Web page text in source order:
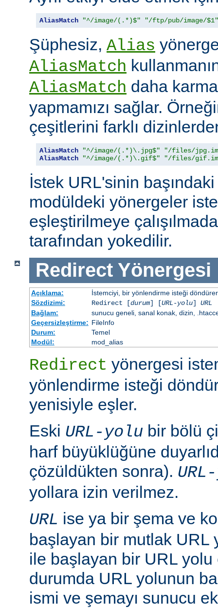
AliasMatch "^/image/(.*)$" "/ftp/pub/image/$1"
Şüphesiz, Alias
AliasMatch
AliasMatch daha
yapmamızı sağlar.
çeşitlerini farklı
AliasMatch "^/image/(.*)\.jpg$"
"/files/
AliasMatch
"^/image/(.*)\.gif$" "/files/
İstek URL'sinin
modüldeki yönergeler
eşleştirilmeye
tarafından yokedilir.
Redirect Yönergesi
Açıklama:
İstemciyi, bir yönlendirme isteği
Sözdizimi:
Redirect [durum] [URL-yolu] URL
Bağlam:
sunucu geneli, sanal konak, dizin,
Geçersizleştirme: FileInfo
Durum:
Temel
Modül:
mod_alias
Redirect yönergesi
yönlendirme isteği
yenisiyle eşler.
Eski URL-yolu bir bölü
harf büyüklüğüne
çözüldükten sonra).
yollara izin verilmez.
URL ise ya bir şema ve
başlayan bir mutlak URL
ile başlayan bir URL
durumda URL yolunun
ismi ve şemayı sunucu